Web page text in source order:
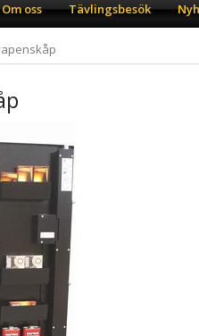
Om oss Tävlingsbesök